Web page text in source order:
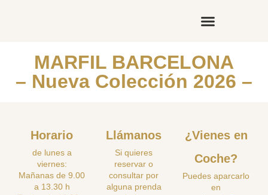
MARFIL BARCELONA
– Nueva Colección 2026 –
Horario
de lunes a
viernes:
Mañanas de 9.00
a 13.30 h
Llámanos
Si quieres
reservar o
consultar por
alguna prenda
¿Vienes en
Coche?
Puedes aparcarlo
en